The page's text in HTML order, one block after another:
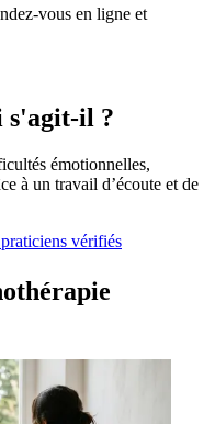
vous en ligne et
s'agit-il ?
émotionnelles,
à un travail d’écoute et de
vérifiés